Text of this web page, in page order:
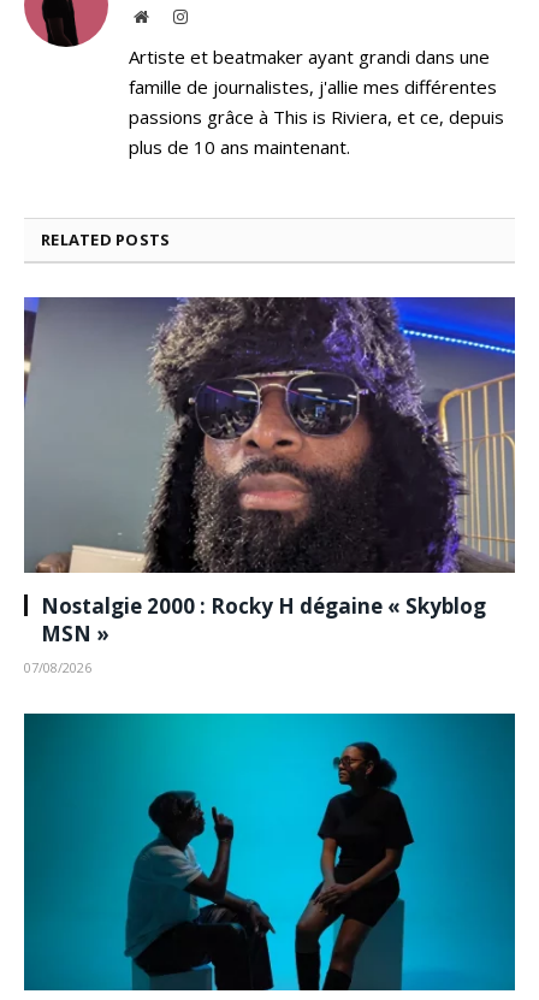
WebsiteInstagram
Artiste et beatmaker ayant grandi dans une
famille de journalistes, j'allie mes différentes
passions grâce à This is Riviera, et ce, depuis
plus de 10 ans maintenant.
RELATED POSTS
Nostalgie 2000 : Rocky H dégaine « Skyblog
MSN »
07/08/2026